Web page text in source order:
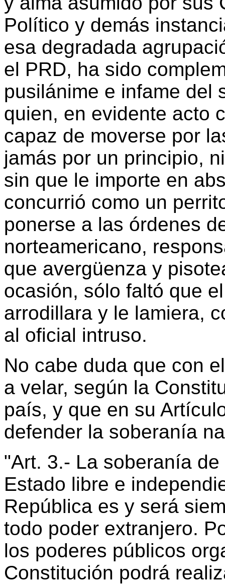
Político y demás
esa degradada
el PRD, ha sido
pusilánime e infame del
quien, en evidente acto
capaz de moverse por
jamás por un principio,
sin que le importe en
concurrió como un
ponerse a las órdenes
norteamericano,
que avergüenza y
ocasión, sólo faltó que
arrodillara y le lamiera,
al oficial intruso.
No cabe duda que con
a velar, según la
país, y que en su
defender la soberanía
"Art. 3.- La soberanía
Estado libre e
República es y será
todo poder extranjero.
los poderes públicos
Constitución podrá